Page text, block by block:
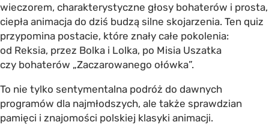
wieczorem, charakterystyczne głosy bohaterów i prosta,
ciepła animacja do dziś budzą silne skojarzenia. Ten quiz
przypomina postacie, które znały całe pokolenia:
od Reksia, przez Bolka i Lolka, po Misia Uszatka
czy bohaterów „Zaczarowanego ołówka”.
To nie tylko sentymentalna podróż do dawnych
programów dla najmłodszych, ale także sprawdzian
pamięci i znajomości polskiej klasyki animacji.